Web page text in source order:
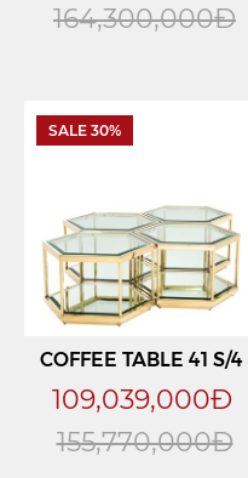
164,300,000Đ
SALE 30%
COFFEE TABLE 41 S/4
109,039,000Đ
155,770,000Đ